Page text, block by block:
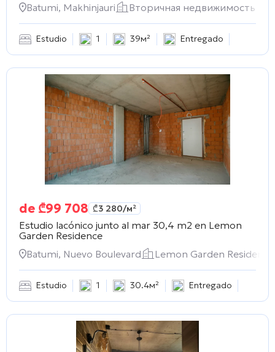
Batumi, Makhinjauri
Вторичная недвижимость
Estudio 1 39м² Entregado
de ₾99 708 ₾3 280/м²
Estudio lacónico junto al mar 30,4 m2 en Lemon
Garden Residence
Batumi, Nuevo Boulevard
Lemon Garden Residence
Estudio 1 30.4м² Entregado